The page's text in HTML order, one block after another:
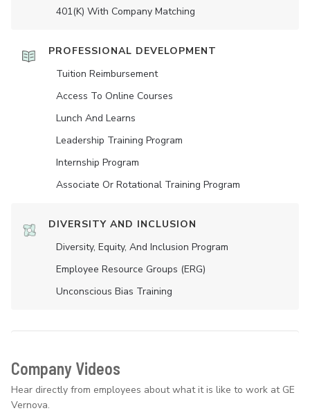
401(K) With Company Matching
PROFESSIONAL DEVELOPMENT
Tuition Reimbursement
Access To Online Courses
Lunch And Learns
Leadership Training Program
Internship Program
Associate Or Rotational Training Program
DIVERSITY AND INCLUSION
Diversity, Equity, And Inclusion Program
Employee Resource Groups (ERG)
Unconscious Bias Training
Company Videos
Hear directly from employees about what it is like to work at GE
Vernova.